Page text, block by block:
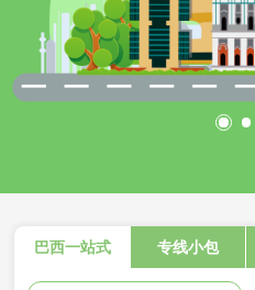
巴西一站式 专线小包